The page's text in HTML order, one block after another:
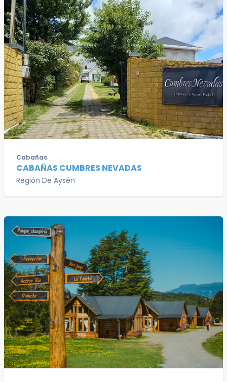
Cabañas
CABAÑAS CUMBRES NEVADAS
Región De Aysén